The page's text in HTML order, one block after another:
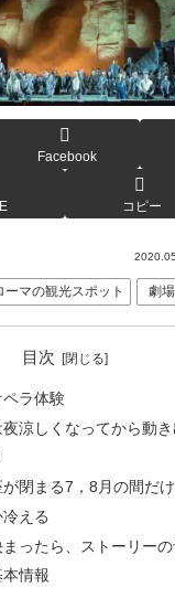
Facebook
コピー
ーマの観光スポット 劇場
目次
ラ体験
涼しくなってから動き
閉まる7，8月の間だ
える
ったら、ストーリー
情報